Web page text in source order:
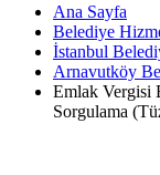
Ana Sayfa
Belediye
İstanbul
Arnavutköy
Emlak Vergisi
Sorgulama